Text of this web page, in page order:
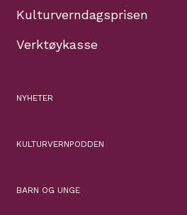
Kulturverndagsprisen
Verktøykasse
NYHETER
KULTURVERNPODDEN
BARN OG UNGE